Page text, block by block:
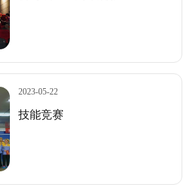
2023-05-22
技能竞赛